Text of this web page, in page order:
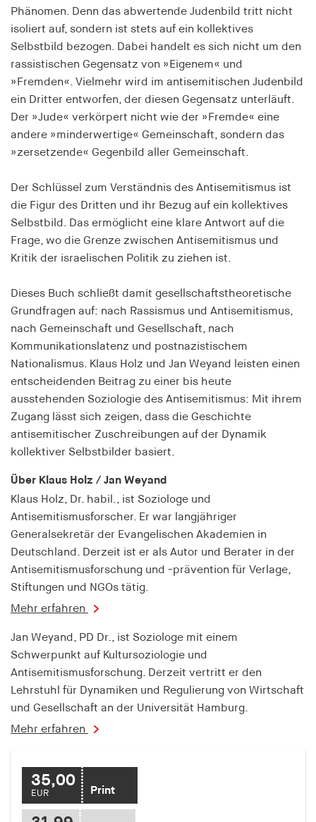
Phänomen. Denn das abwertende Judenbild tritt nicht
isoliert auf, sondern ist stets auf ein kollektives
Selbstbild bezogen. Dabei handelt es sich nicht um den
rassistischen Gegensatz von »Eigenem« und
»Fremden«. Vielmehr wird im antisemitischen Judenbild
ein Dritter entworfen, der diesen Gegensatz unterläuft.
Der »Jude« verkörpert nicht wie der »Fremde« eine
andere »minderwertige« Gemeinschaft, sondern das
»zersetzende« Gegenbild aller Gemeinschaft.
Der Schlüssel zum Verständnis des Antisemitismus ist
die Figur des Dritten und ihr Bezug auf ein kollektives
Selbstbild. Das ermöglicht eine klare Antwort auf die
Frage, wo die Grenze zwischen Antisemitismus und
Kritik der israelischen Politik zu ziehen ist.
Dieses Buch schließt damit gesellschaftstheoretische
Grundfragen auf: nach Rassismus und Antisemitismus,
nach Gemeinschaft und Gesellschaft, nach
Kommunikationslatenz und postnazistischem
Nationalismus. Klaus Holz und Jan Weyand leisten einen
entscheidenden Beitrag zu einer bis heute
ausstehenden Soziologie des Antisemitismus: Mit ihrem
Zugang lässt sich zeigen, dass die Geschichte
antisemitischer Zuschreibungen auf der Dynamik
kollektiver Selbstbilder basiert.
Über Klaus Holz / Jan Weyand
Klaus Holz, Dr. habil., ist Soziologe und
Antisemitismusforscher. Er war langjähriger
Generalsekretär der Evangelischen Akademien in
Deutschland. Derzeit ist er als Autor und Berater in der
Antisemitismusforschung und -prävention für Verlage,
Stiftungen und NGOs tätig.
Mehr erfahren
Jan Weyand, PD Dr., ist Soziologe mit einem
Schwerpunkt auf Kultursoziologie und
Antisemitismusforschung. Derzeit vertritt er den
Lehrstuhl für Dynamiken und Regulierung von Wirtschaft
und Gesellschaft an der Universität Hamburg.
Mehr erfahren
35,00
EUR Print
Zweck:
Speichert den Zustimmungsstatus des Benutzers
für Cookies auf der aktuellen Domäne.
Cookie Laufzeit:
1 Jahr
fe_typo_user
Anbieter:
hamburger-edition.de
Cookie Laufzeit:
Sitzung
fonts_loaded
Name:
fonts_loaded
hamburger-edition.de
Cookie Laufzeit:
7 Tage